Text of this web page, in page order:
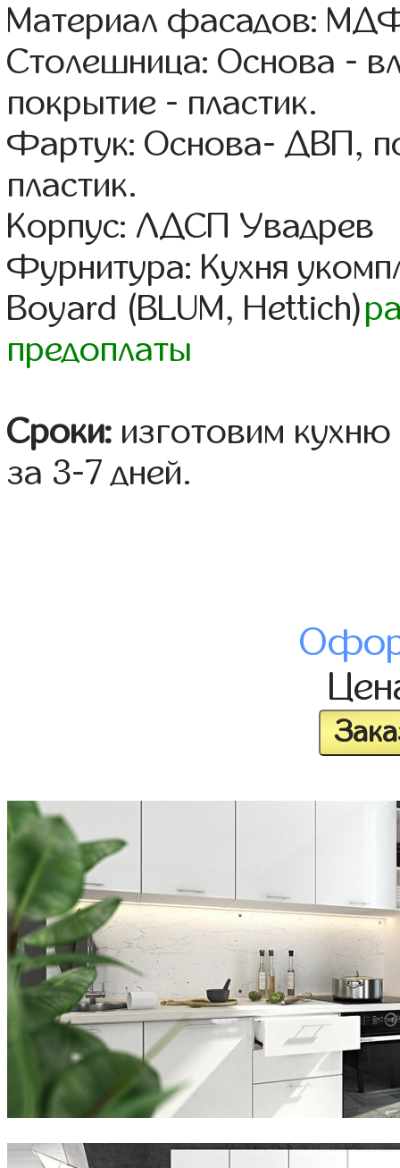
Материал фасадов:
Столешница: Основа -
покрытие - пластик.
Фартук: Основа- ДВП,
пластик.
Корпус: ЛДСП Увадрев
Фурнитура: Кухня
Boyard (BLUM, Hettich)
предоплаты
Сроки: изготовим
за 3-7 дней.